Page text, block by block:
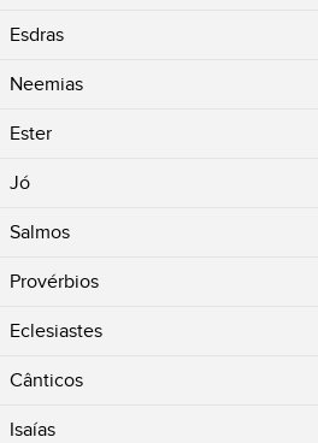
Esdras
Neemias
Ester
Jó
Salmos
Provérbios
Eclesiastes
Cânticos
Isaías